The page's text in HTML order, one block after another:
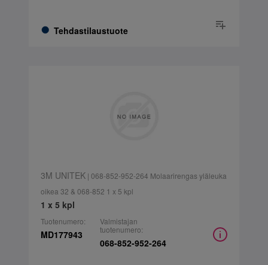
Tehdastilaustuote
3M UNITEK| 068-852-952-264 Molaarirengas yläleuka
oikea 32 & 068-852 1 x 5 kpl
1 x 5 kpl
Tuotenumero:
MD177943
Valmistajan
tuotenumero:
068-852-952-264